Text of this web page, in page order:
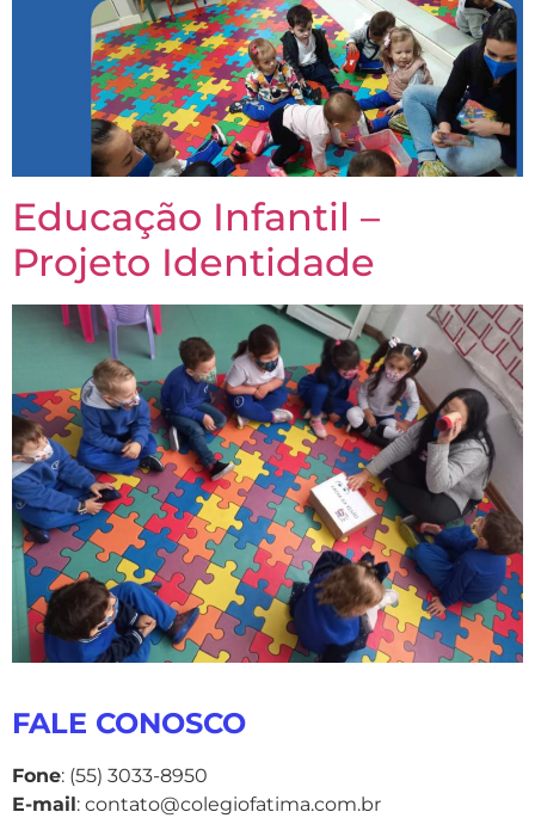
Educação Infantil –
Projeto Identidade
FALE CONOSCO
Fone: (55) 3033-8950
E-mail: contato@colegiofatima.com.br